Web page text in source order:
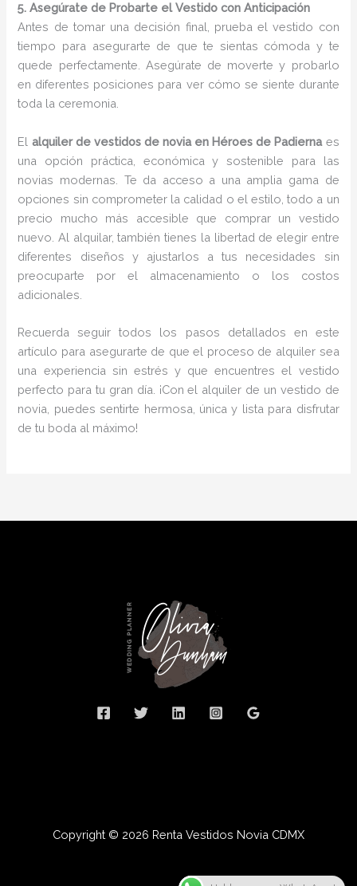
5. Asegúrate de Probarte el Vestido con Anticipación
Antes de tomar una decisión final, prueba el vestido con
tiempo para asegurarte de que te sientas cómoda y te
quede perfectamente. Asegúrate de moverte y probarlo
en diferentes posiciones para ver cómo se siente durante
toda la ceremonia.
El alquiler de vestidos de novia en Héroes de Padiernaes
una opción práctica, económica y sostenible para las
novias modernas. Te da acceso a una amplia gama de
opciones sin comprometer la calidad o el estilo, todo a un
precio mucho más accesible que comprar un vestido
nuevo. Al alquilar, también tienes la libertad de elegir entre
diferentes diseños y ajustarlos a tus necesidades sin
preocuparte por el almacenamiento o los costos
adicionales.
Recuerda seguir todos los pasos detallados en este
artículo para asegurarte de que el proceso de alquiler sea
una experiencia sin estrés y que encuentres el vestido
perfecto para tu gran día. ¡Con el alquiler de un vestido de
novia, puedes sentirte hermosa, única y lista para disfrutar
de tu boda al máximo!
Copyright © 2026 Renta Vestidos Novia CDMX